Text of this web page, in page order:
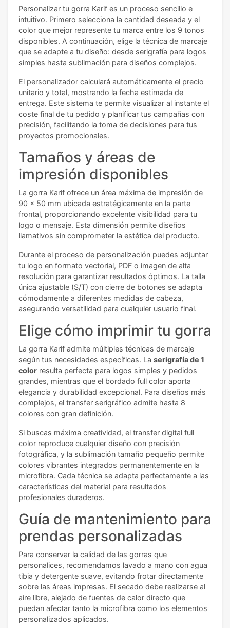
Personalizar tu gorra Karif es un proceso sencillo e
intuitivo. Primero selecciona la cantidad deseada y el
color que mejor represente tu marca entre los 9 tonos
disponibles. A continuación, elige la técnica de marcaje
que se adapte a tu diseño: desde serigrafía para logos
simples hasta sublimación para diseños complejos.
El personalizador calculará automáticamente el precio
unitario y total, mostrando la fecha estimada de
entrega. Este sistema te permite visualizar al instante el
coste final de tu pedido y planificar tus campañas con
precisión, facilitando la toma de decisiones para tus
proyectos promocionales.
Tamaños y áreas de
impresión disponibles
La gorra Karif ofrece un área máxima de impresión de
90 x 50 mm ubicada estratégicamente en la parte
frontal, proporcionando excelente visibilidad para tu
logo o mensaje. Esta dimensión permite diseños
llamativos sin comprometer la estética del producto.
Durante el proceso de personalización puedes adjuntar
tu logo en formato vectorial, PDF o imagen de alta
resolución para garantizar resultados óptimos. La talla
única ajustable (S/T) con cierre de botones se adapta
cómodamente a diferentes medidas de cabeza,
asegurando versatilidad para cualquier usuario final.
Elige cómo imprimir tu gorra
La gorra Karif admite múltiples técnicas de marcaje
según tus necesidades específicas. La serigrafía de 1
color resulta perfecta para logos simples y pedidos
grandes, mientras que el bordado full color aporta
elegancia y durabilidad excepcional. Para diseños más
complejos, el transfer serigráfico admite hasta 8
colores con gran definición.
Si buscas máxima creatividad, el transfer digital full
color reproduce cualquier diseño con precisión
fotográfica, y la sublimación tamaño pequeño permite
colores vibrantes integrados permanentemente en la
microfibra. Cada técnica se adapta perfectamente a las
características del material para resultados
profesionales duraderos.
Guía de mantenimiento para
prendas personalizadas
Para conservar la calidad de las gorras que
personalices, recomendamos lavado a mano con agua
tibia y detergente suave, evitando frotar directamente
sobre las áreas impresas. El secado debe realizarse al
aire libre, alejado de fuentes de calor directo que
puedan afectar tanto la microfibra como los elementos
personalizados aplicados.